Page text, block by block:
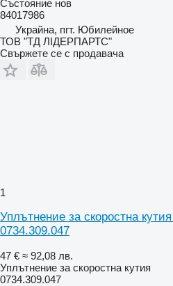
Състояние нов
84017986
Украйна, пгт. Юбилейное
ТОВ "ТД ЛІДЕРПАРТС"
Свържете се с продавача
1
Уплътнение за скоростна
0734.309.047
47 € ≈ 92,08 лв.
Уплътнение за скоростна кутия
0734.309.047